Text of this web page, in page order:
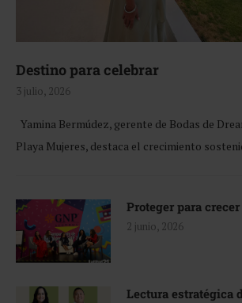
Destino para celebrar
3 julio, 2026
Yamina Bermúdez, gerente de Bodas de
Playa Mujeres, destaca el crecimiento
Proteger para crecer
2 junio, 2026
Lectura estratégica